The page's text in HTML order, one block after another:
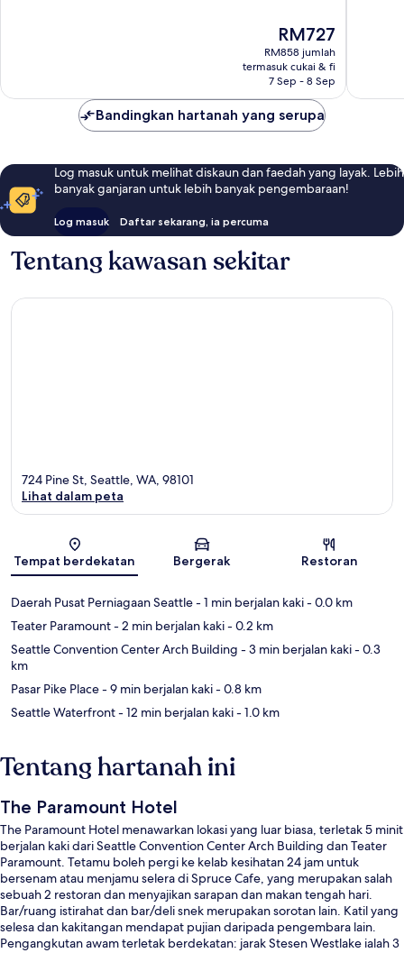
Harga
ialah
RM727
RM727
RM858 jumlah
termasuk cukai & fi
7 Sep - 8 Sep
Bandingkan hartanah yang serupa
Log masuk untuk melihat diskaun dan faedah yang layak. Lebih
banyak ganjaran untuk lebih banyak pengembaraan!
Log masuk Daftar sekarang, ia percuma
Tentang kawasan sekitar
Peta
724 Pine St, Seattle, WA, 98101
Lihat dalam peta
Tempat berdekatan Bergerak Restoran
Daerah Pusat Perniagaan Seattle- 1 min berjalan kaki- 0.0 km
Teater Paramount- 2 min berjalan kaki- 0.2 km
Seattle Convention Center Arch Building - 3 min berjalan kaki- 0.3
km
Pasar Pike Place- 9 min berjalan kaki- 0.8 km
Seattle Waterfront- 12 min berjalan kaki- 1.0 km
Tentang hartanah ini
The Paramount Hotel
The Paramount Hotel menawarkan lokasi yang luar biasa, terletak 5 minit
berjalan kaki dari Seattle Convention Center Arch Building dan Teater
Paramount. Tetamu boleh pergi ke kelab kesihatan 24 jam untuk
bersenam atau menjamu selera di Spruce Cafe, yang merupakan salah
sebuah 2 restoran dan menyajikan sarapan dan makan tengah hari.
Bar/ruang istirahat dan bar/deli snek merupakan sorotan lain. Katil yang
selesa dan kakitangan mendapat pujian daripada pengembara lain.
Pengangkutan awam terletak berdekatan: jarak Stesen Westlake ialah 3